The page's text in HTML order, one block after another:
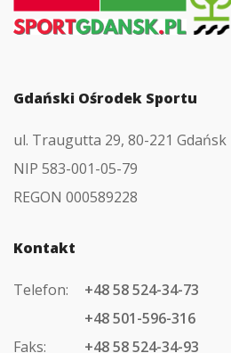
strony
głównej
Gdański Ośrodek Sportu
ul. Traugutta 29, 80-221 Gdańsk
NIP 583-001-05-79
REGON 000589228
Kontakt
Telefon:
+48 58 524-34-73
+48 501-596-316
Faks:
+48 58 524-34-93